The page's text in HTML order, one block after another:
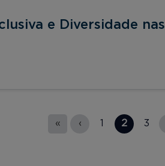
e Diversidade nas
« ‹ 1 2 3